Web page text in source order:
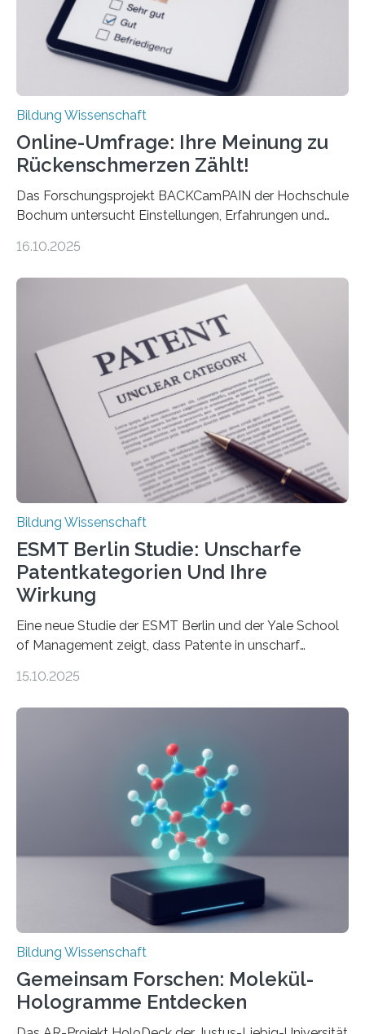
Bildung Wissenschaft
Online-Umfrage: Ihre Meinung zu
Rückenschmerzen Zählt!
Das Forschungsprojekt BACKCamPAIN der Hochschule
Bochum untersucht Einstellungen, Erfahrungen und
gehören zu den häufigsten gesundheitlichen
Rückenschmerzen denken und welche Erfahrungen sie
damit gemacht haben, kann entscheidend
beeinflussen, wie Schmerzen verlaufen und welche
Therapien wirken. Diese individuellen Überzeugungen
stehen im Mittelpunkt einer aktuellen Studie der
Hochschule Bochum. Im Rahmen des
Promotionsprojekts „BACKCamPAIN“ führt die
Doktorandin Deborah Jost (Hochschule Bochum,
Promotionskolleg NRW) derzeit eine Online-Umfrage
durch. Ziel ist es, herauszufinden,…
16.10.2025
Bildung Wissenschaft
ESMT Berlin Studie: Unscharfe
Patentkategorien Und Ihre
Wirkung
Eine neue Studie der ESMT Berlin und der Yale School
of Management zeigt, dass Patente in unscharf
häufiger zu bahnbrechenden Innovationen führen und
Erfindungen entstehen besonders dann, wenn
Wissenskategorien verschwimmen. Das zeigt neue
Forschung von Gianluca Carnabuci, Professor of
Organizational Behavior an der ESMT Berlin, und
Balázs Kovács, Professor an der Yale School of
Management. Die Forscher kommen zu dem Schluss,
dass Patente…
15.10.2025
Bildung Wissenschaft
Gemeinsam Forschen: Molekül-
Hologramme Entdecken